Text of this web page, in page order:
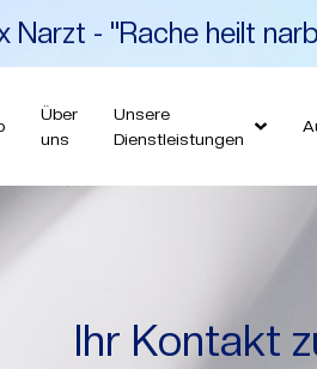
Narzt - "Rache heilt
Über
uns
Unsere
Dienstleistungen
Ihr Kontakt